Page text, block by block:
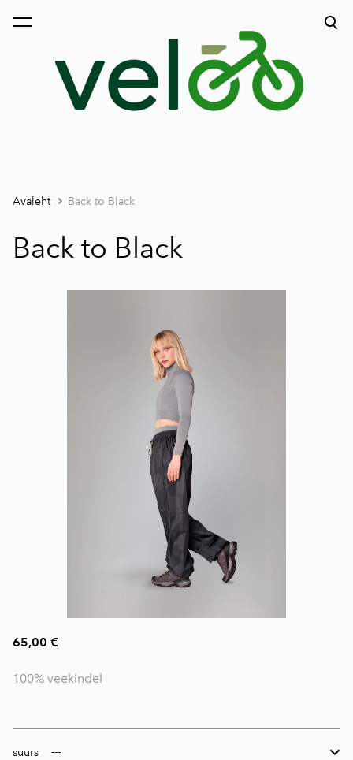
lisati ostukorvi.
Avaleht Back to Black
Back to Black
65,00 €
100% veekindel
suurs